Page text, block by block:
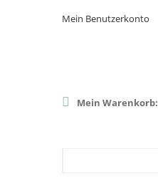
Mein Benutzerkonto
Mein Warenkorb: